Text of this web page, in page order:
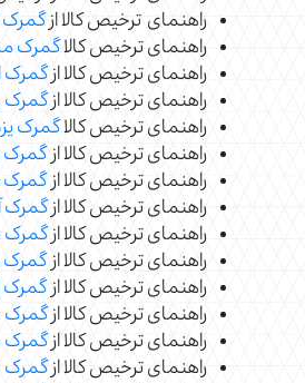
راهنمای ترخیص کالا ازگمرک
راهنمای ترخیص کالاگمرک
راهنمای ترخیص کالا ازگمرک
راهنمای ترخیص کالا ازگمرک
راهنمای ترخیص کالاگمرک
راهنمای ترخیص کالا ازگمرک
راهنمای ترخیص کالا ازگمرک
راهنمای ترخیص کالا ازگمرک
راهنمای ترخیص کالا ازگمرک
راهنمای ترخیص کالا ازگمرک
راهنمای ترخیص کالا ازگمرک
راهنمای ترخیص کالا ازگمرک
راهنمای ترخیص کالا از
راهنمای ترخیص کالا ازگمرک